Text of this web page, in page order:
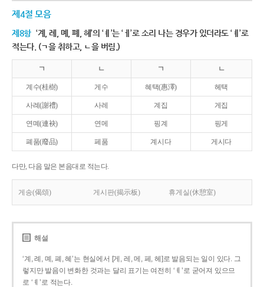
제4절 모음
제8항 ‘계, 례, 몌, 폐, 혜’의 ‘ㅖ’는 ‘ㅔ’로 소리 나는 경우가 있더라도 ‘ㅖ’로
적는다. (ㄱ을 취하고, ㄴ을 버림.)
ㄱ ㄴ ㄱ ㄴ
계수(桂樹) 게수 혜택(惠澤) 헤택
사례(謝禮) 사레 계집 게집
연몌(連袂) 연메 핑계 핑게
폐품(廢品) 페품 계시다 게시다
다만, 다음 말은 본음대로 적는다.
게송(偈頌) 게시판(揭示板) 휴게실(休憩室)
해설
‘계, 례, 몌, 폐, 혜’는 현실에서 [게, 레, 메, 페, 헤]로 발음되는 일이 있다. 그
렇지만 발음이 변화한 것과는 달리 표기는 여전히 ‘ㅖ’로 굳어져 있으므
로 ‘ㅖ’로 적는다.